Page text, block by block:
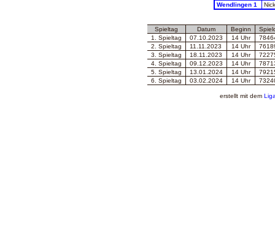
Wendlingen 1
Spieltag Datum Beginn
1. Spieltag
07.10.2023 14 Uhr
2. Spieltag
11.11.2023 14 Uhr
3. Spieltag
18.11.2023 14 Uhr
4. Spieltag
09.12.2023 14 Uhr
5 . Spieltag 13.01.2024 14 Uhr
6 . Spieltag 03.02.2024 14 Uhr
erstellt mit dem